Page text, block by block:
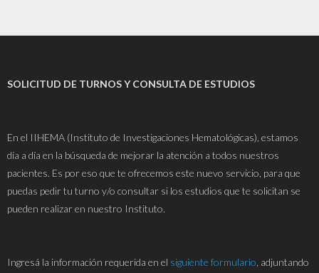
SOLICITUD DE TURNOS Y CONSULTA DE ESTUDIOS
En el IIHEMA (Instituto de Investigaciones Hematológicas), estamos
día a día en la búsqueda de mejorar la atención a todos nuestros
pacientes. Es por eso que te ofrecemos este nuevo servicio, para que
puedas pedir tu turno y/o consultar si los estudios que te solicitan se
pueden realizar en nuestro Instituto.
Ingresá la información requerida en el siguiente formulario , adjuntando